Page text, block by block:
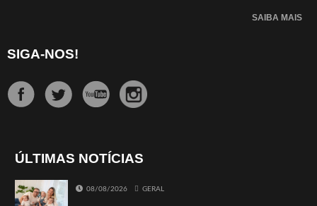
SAIBA MAIS
SIGA-NOS!
ÚLTIMAS NOTÍCIAS
08/08/2026 GERAL